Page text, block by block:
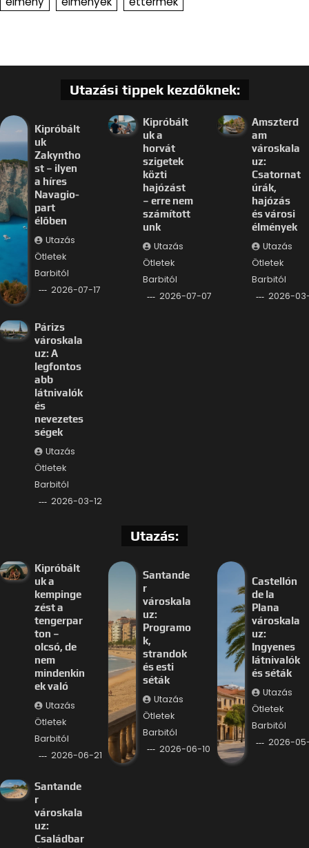
Utazási tippek kezdőknek:
Kipróbált
uk
Zakyntho
st – ilyen
a híres
Navagio-
part
élőben
Utazás
Ötletek
Barbitól
2026-07-17
Kipróbált
uk a
horvát
szigetek
közti
hajózást
– erre nem
számított
unk
Utazás
Ötletek
Barbitól
2026-07-07
Amszterd
am
városkala
uz:
Csatornat
úrák,
hajózás
és városi
élmények
Utazás
Ötletek
Barbitól
2026-
Párizs
városkala
uz: A
legfontos
abb
látnivalók
és
nevezetes
ségek
Utazás
Ötletek
Barbitól
2026-03-12
Utazás:
Kipróbált
uk a
kempinge
zést a
tengerpar
ton –
olcsó, de
nem
mindenkin
ek való
Utazás
Ötletek
Barbitól
2026-06-21
Santande
r
városkala
uz:
Programo
k,
strandok
és esti
séták
Utazás
Ötletek
Barbitól
2026-06-10
Castellón
de la
Plana
városkala
uz:
Ingyenes
látnivalók
és séták
Utazás
Ötletek
Barbitól
2026-
Santande
r
városkala
uz:
Családbar